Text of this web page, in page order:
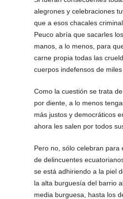
alegrones y celebraciones
que a esos chacales
Peuco abría que sacarles
manos, a lo menos, para
carne propia todas las
cuerpos indefensos de miles
Como la cuestión se trata
por diente, a lo menos
más justos y democráticos
ahora les salen por todos
Pero no, sólo celebran para
de delincuentes
se está adhiriendo a la piel
la alta burguesía del barrio
media burguesa, hasta los